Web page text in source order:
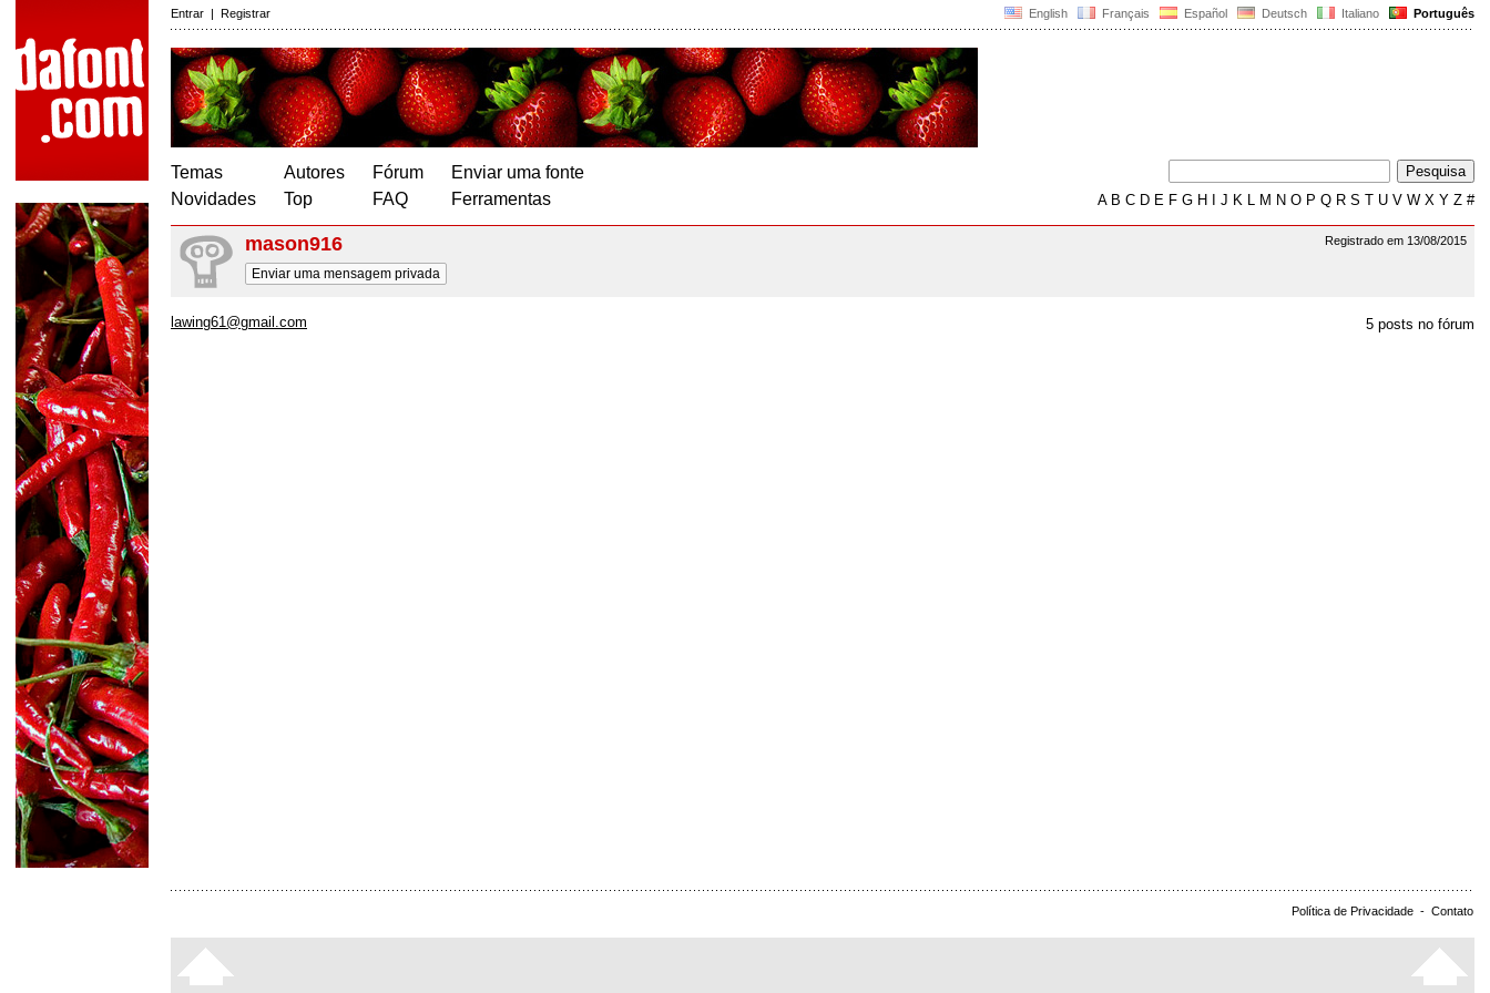
English Français Español Deutsch Italiano Português
Entrar | Registrar
Temas
Novidades
Autores
Top
Fórum
FAQ
Enviar uma fonte
Ferramentas
AB C D E F G H J K L M N O P Q R S T U V W X Y Z #
Registrado em 13/08/2015
mason916
Enviar uma mensagem privada
5 posts no fórum
lawing61@gmail.com
Política de Privacidade - Contato